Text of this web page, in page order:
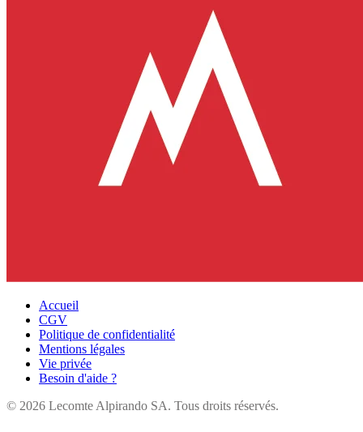
Accueil
CGV
Politique de confidentialité
Mentions légales
Vie privée
Besoin d'aide ?
© 2026 Lecomte Alpirando SA. Tous droits réservés.